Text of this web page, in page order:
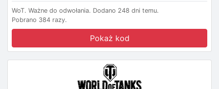
WoT. Ważne do odwołania. Dodano 248 dni temu.
Pobrano 384 razy.
Pokaż kod